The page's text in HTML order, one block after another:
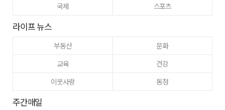
국제
스포츠
라이프 뉴스
부동산
문화
교육
건강
이웃사랑
동정
주간매일